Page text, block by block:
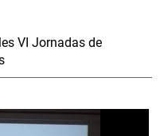
VI Jornadas de